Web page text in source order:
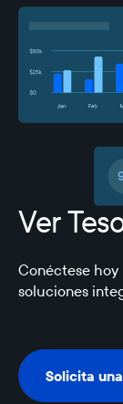
Ver
Conéctese hoy
soluciones
Solicita
Solicita